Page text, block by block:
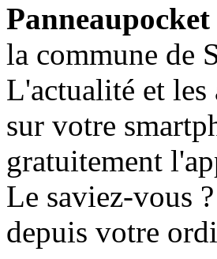
Panneaupocket
la commune de
L'actualité et les
sur votre
gratuitement
Le saviez-vous
depuis votre